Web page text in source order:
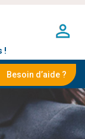
!
Besoin d’aide ?